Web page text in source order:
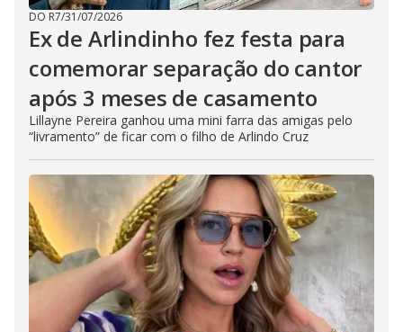
DO R7/31/07/2026
Ex de Arlindinho fez festa para
comemorar separação do cantor
após 3 meses de casamento
Lillayne Pereira ganhou uma mini farra das amigas pelo
“livramento” de ficar com o filho de Arlindo Cruz